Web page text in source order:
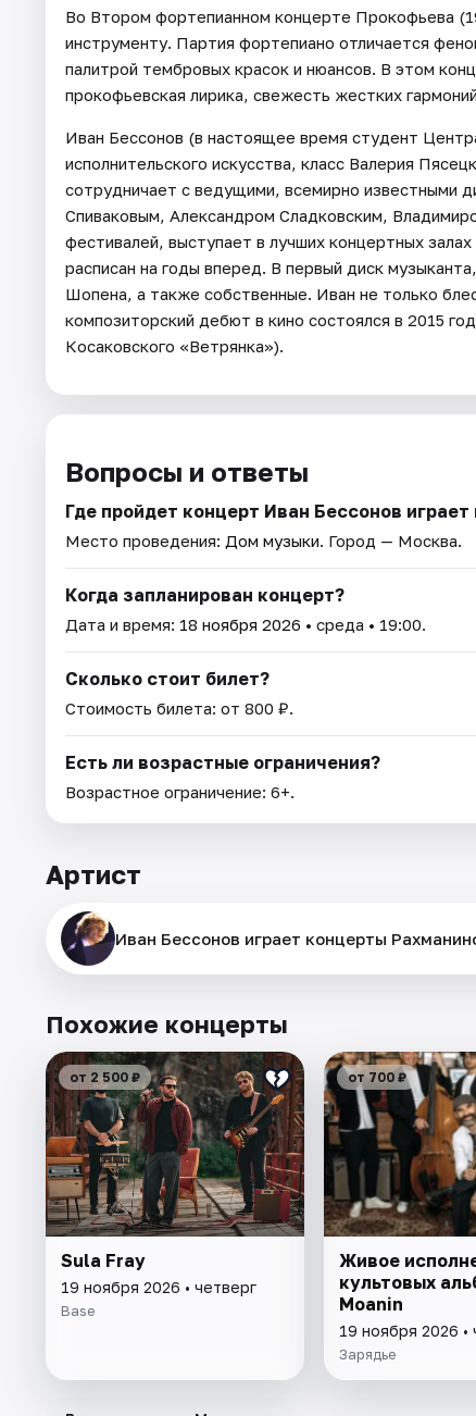
Во Втором фортепианном концерте Прокофьева
инструменту. Партия фортепиано отличается
палитрой тембровых красок и нюансов. В этом
прокофьевская лирика, свежесть жестких
Иван Бессонов (в настоящее время студент
исполнительского искусства, класс Валерия
сотрудничает с ведущими, всемирно известными
Спиваковым, Александром Сладковским,
фестивалей, выступает в лучших концертных
расписан на годы вперед. В первый диск
Шопена, а также собственные. Иван не только
композиторский дебют в кино состоялся в 2015
Косаковского «Ветрянка»).
Вопросы и ответы
Где пройдет концерт Иван Бессонов
Место проведения: Дом музыки. Город — Москва.
Когда запланирован концерт?
Дата и время: 18 ноября 2026 • среда • 19:00.
Сколько стоит билет?
Стоимость билета: от 800 ₽.
Есть ли возрастные ограничения?
Возрастное ограничение: 6+.
Артист
Иван Бессонов играет концерты
Похожие концерты
от 2 500 ₽
Sula Fray
19 ноября 2026 • четверг
Base
от 700 ₽
Живое
культовых
Moanin
19 ноября 2026 •
Зарядье